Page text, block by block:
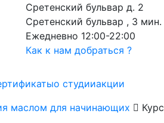
Сретенский бульвар д. 2
Сретенский бульвар , 3
Ежедневно 12:00-22:00
Как к нам добраться ?
о студииакции
маслом для начинающих